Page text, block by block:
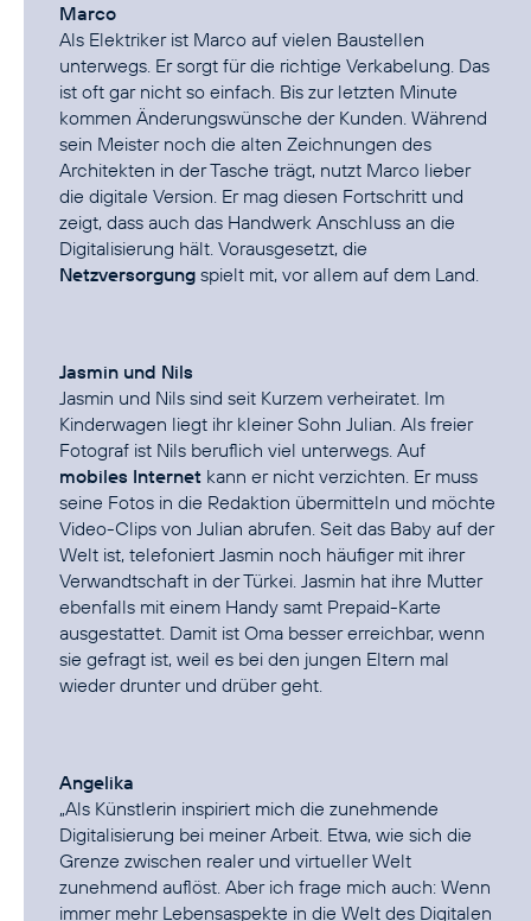
Marco
Als Elektriker ist Marco auf vielen Baustellen
unterwegs. Er sorgt für die richtige Verkabelung. Das
ist oft gar nicht so einfach. Bis zur letzten Minute
kommen Änderungswünsche der Kunden. Während
sein Meister noch die alten Zeichnungen des
Architekten in der Tasche trägt, nutzt Marco lieber
die digitale Version. Er mag diesen Fortschritt und
zeigt, dass auch das Handwerk Anschluss an die
Digitalisierung hält. Vorausgesetzt, die
Netzversorgung spielt mit, vor allem auf dem Land.
Jasmin und Nils
Jasmin und Nils sind seit Kurzem verheiratet. Im
Kinderwagen liegt ihr kleiner Sohn Julian. Als freier
Fotograf ist Nils beruflich viel unterwegs. Auf
mobiles Internet kann er nicht verzichten. Er muss
seine Fotos in die Redaktion übermitteln und möchte
Video-Clips von Julian abrufen. Seit das Baby auf der
Welt ist, telefoniert Jasmin noch häufiger mit ihrer
Verwandtschaft in der Türkei. Jasmin hat ihre Mutter
ebenfalls mit einem Handy samt Prepaid-Karte
ausgestattet. Damit ist Oma besser erreichbar, wenn
sie gefragt ist, weil es bei den jungen Eltern mal
wieder drunter und drüber geht.
Angelika
„Als Künstlerin inspiriert mich die zunehmende
Digitalisierung bei meiner Arbeit. Etwa, wie sich die
Grenze zwischen realer und virtueller Welt
zunehmend auflöst. Aber ich frage mich auch: Wenn
immer mehr Lebensaspekte in die Welt des Digitalen